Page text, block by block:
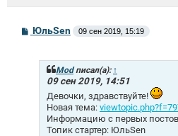
СЮльSen 09 сен 2019, 15:19
Modписал(а): ↑
09 сен 2019, 14:51
Девочки, здравствуйте!
Новая тема:
Информацию с первых
Топик стартер: ЮльSen